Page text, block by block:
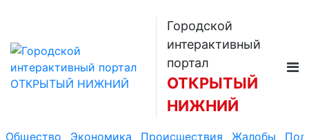
Городской
интерактивный
портал
ОТКРЫТЫЙ
НИЖНИЙ
Общество Экономика Происшествия Жалобы